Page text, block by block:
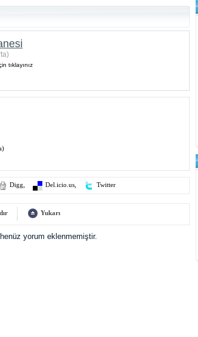
tıklayınız
Digg Del.icio.us Twitter
Yukarı
yorum eklenmemiştir.